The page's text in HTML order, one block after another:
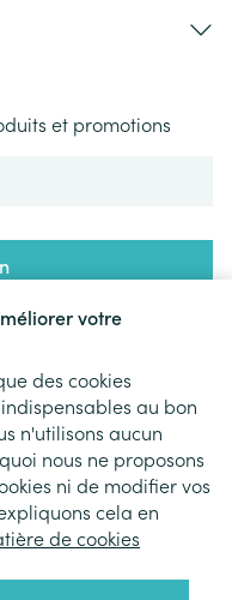
votre
des cookies
au bon
n'utilisons aucun
nous ne proposons
ni de modifier vos
cela en
de cookies
et promotions
à notre newsletter